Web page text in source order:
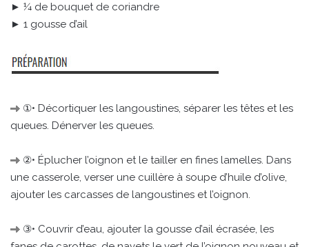
► ¼ de bouquet de coriandre
► 1 gousse d’ail
①• Décortiquer les langoustines, séparer les têtes et les
queues. Dénerver les queues.
②• Éplucher l’oignon et le tailler en fines lamelles. Dans
une casserole, verser une cuillère à soupe d’huile d’olive,
ajouter les carcasses de langoustines et l’oignon.
③• Couvrir d’eau, ajouter la gousse d’ail écrasée, les